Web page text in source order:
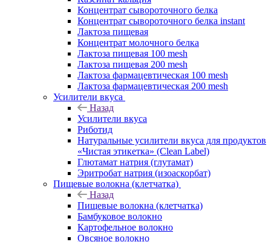
Концентрат сывороточного белка
Концентрат сывороточного белка instant
Лактоза пищевая
Концентрат молочного белка
Лактоза пищевая 100 mesh
Лактоза пищевая 200 mesh
Лактоза фармацевтическая 100 mesh
Лактоза фармацевтическая 200 mesh
Усилители вкуса
Назад
Усилители вкуса
Риботид
Натуральные усилители вкуса для продуктов
«Чистая этикетка» (Clean Label)
Глютамат натрия (глутамат)
Эритробат натрия (изоаскорбат)
Пищевые волокна (клетчатка)
Назад
Пищевые волокна (клетчатка)
Бамбуковое волокно
Картофельное волокно
Овсяное волокно